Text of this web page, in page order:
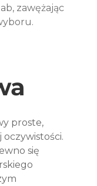
zawężając
proste,
oczywistości.
się